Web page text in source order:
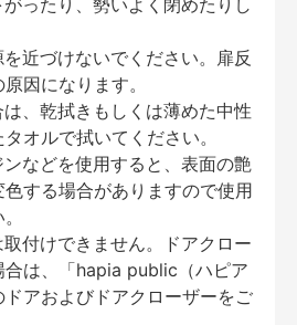
ったり、勢いよく閉めたりし
近づけないでください。扉反
因になります。
、乾拭きもしくは薄めた中性
オルで拭いてください。
などを使用すると、表面の艶
する場合がありますので使用
付けできません。ドアクロー
合は、「hapia public（ハピア
アおよびドアクローザーをご